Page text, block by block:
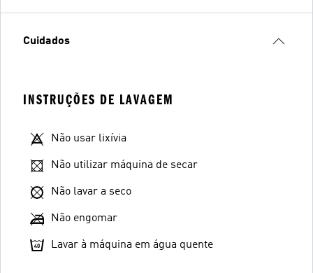
Cuidados
INSTRUÇÕES DE LAVAGEM
Não usar lixívia
Não utilizar máquina de secar
Não lavar a seco
Não engomar
Lavar à máquina em água quente